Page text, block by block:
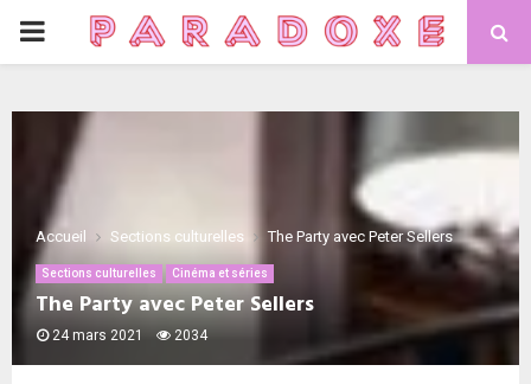
PRIMARY
Accueil Sections culturelles The Party avec Peter Sellers
Sections culturelles Cinéma et séries
The Party avec Peter Sellers
24 mars 2021 2034